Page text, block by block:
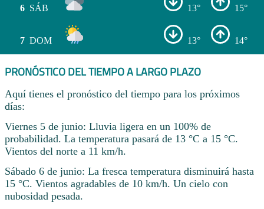
6 SÁB 13° 15°
7 DOM 13° 14°
PRONÓSTICO DEL TIEMPO A LARGO PLAZO
Aquí tienes el pronóstico del tiempo para los próximos
días:
Viernes 5 de junio: Lluvia ligera en un 100% de
probabilidad. La temperatura pasará de 13 °C a 15 °C.
Vientos del norte a 11 km/h.
Sábado 6 de junio: La fresca temperatura disminuirá hasta
15 °C. Vientos agradables de 10 km/h. Un cielo con
nubosidad pesada.